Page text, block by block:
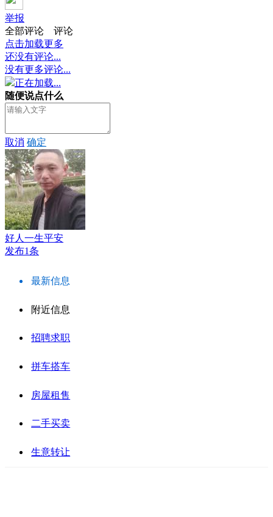
举报
全部评论
评论
点击加载更多
还没有评论...
没有更多评论...
正在加载...
随便说点什么
取消 确定
好人一生平安
发布1条
最新信息
附近信息
招聘求职
拼车搭车
房屋租售
二手买卖
生意转让